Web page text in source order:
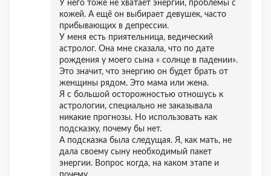
У него тоже не хватает энергии, проблемы с
кожей. А ещё он выбирает девушек, часто
прибывающих в депрессии.
У меня есть приятельница, ведический
астролог. Она мне сказала, что по дате
рождения у моего сына « солнце в падении».
Это значит, что энергию он будет брать от
женщины рядом. Это мама или жена.
Я с большой осторожностью отношусь к
астрологии, специально не заказывала
никакие прогнозы. Но использовать как
подсказку, почему бы нет.
А подсказка была следущая. Я, как мать, не
дала своему сыну необходимый пакет
энергии. Вопрос когда, на каком этапе и